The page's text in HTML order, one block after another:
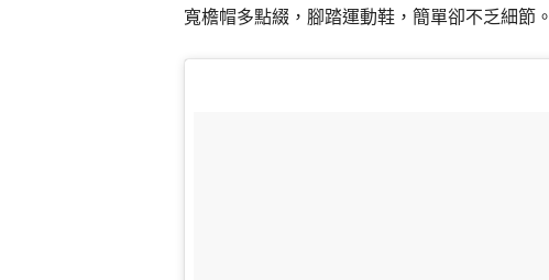
寬檐帽多點綴，腳踏運動鞋，簡單卻不乏細節。